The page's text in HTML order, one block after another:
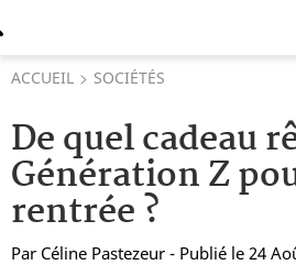
ACCUEIL SOCIÉTÉS
De quel cadeau
Génération Z
rentrée ?
Par Céline Pastezeur - Publié le 24